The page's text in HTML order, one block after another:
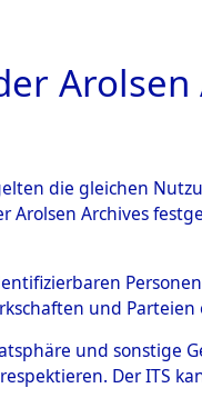
BILD
Arolsen
die gleichen
Arolsen Archives
und
und sonstige
Der ITS